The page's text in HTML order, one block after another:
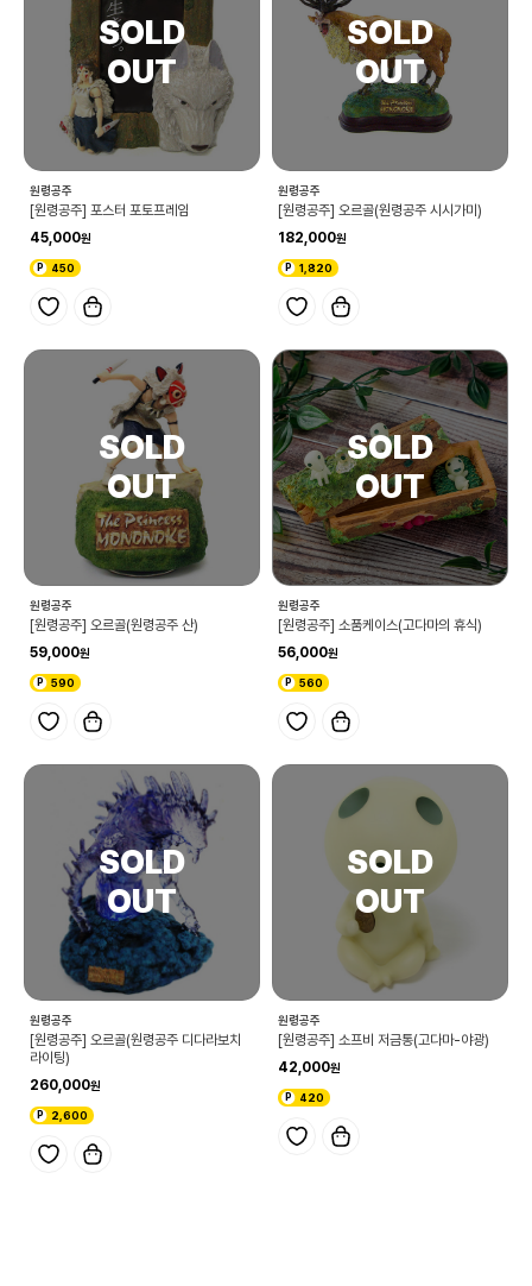
원령공주
[원령공주] 포스터 포토프레임
45,000
450
원령공주
[원령공주] 오르골(원령공주 시시가미)
182,000
1,820
원령공주
[원령공주] 오르골(원령공주 산)
59,000
590
원령공주
[원령공주] 소품케이스(고다마의 휴식)
56,000
560
원령공주
[원령공주] 오르골(원령공주 디다라보치
라이팅)
260,000
2,600
원령공주
[원령공주] 소프비 저금통(고다마-야광)
42,000
420